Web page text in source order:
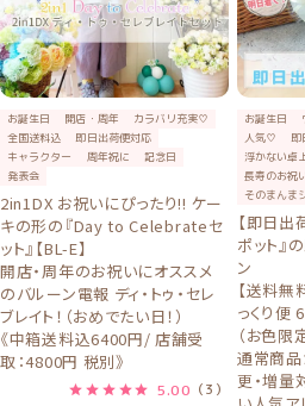
お誕生日 開店・周年
カラバリ充実♡
全国送料込
即日出荷便対応
キャラクター
周年祝に
記念日
発表会
2in1DX お祝いにぴったり!! ケー
キの形の『Day to Celebrateセ
ット』【BL-E】
開店・周年のお祝いにオススメ
のバルーン電報 ディ・トゥ・セレ
ブレイト！（おめでたい日！）
《中箱送料込6400円/ 店舗受
取：4800円 税別》
5.00 （3）
お誕生日
人気♡
即
浮かない卓
長寿のお祝
そのまんま
【即日出
ポット』
ン
【送料
っくり便
（お色限
通常商品
更・増量